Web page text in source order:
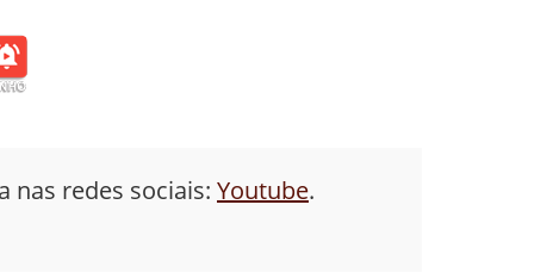
nas redes sociais: Youtube.